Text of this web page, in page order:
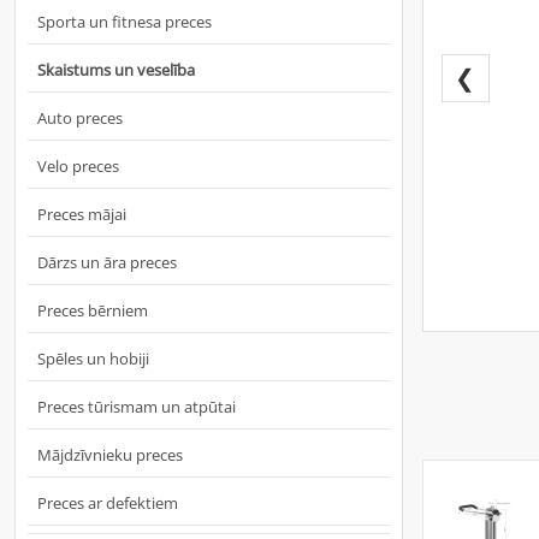
Sporta un fitnesa preces
Skaistums un veselība
Auto preces
Velo preces
Preces mājai
Dārzs un āra preces
Preces bērniem
Spēles un hobiji
Preces tūrismam un atpūtai
Mājdzīvnieku preces
Preces ar defektiem
❮